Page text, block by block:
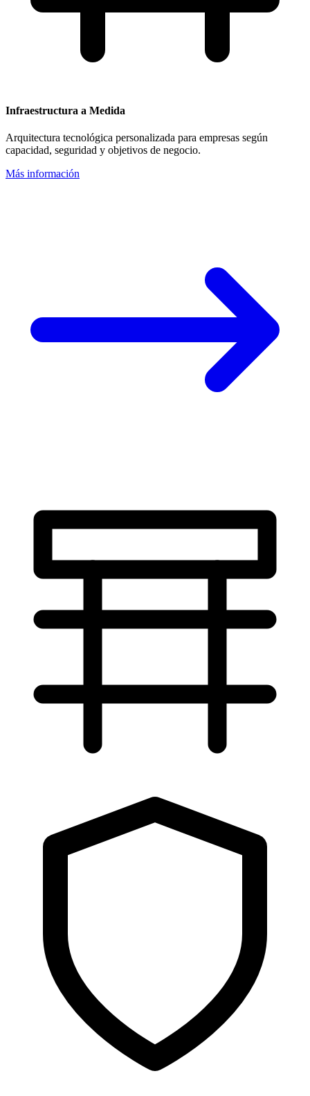
Infraestructura a Medida
Arquitectura tecnológica personalizada para empresas según
capacidad, seguridad y objetivos de negocio.
Más información